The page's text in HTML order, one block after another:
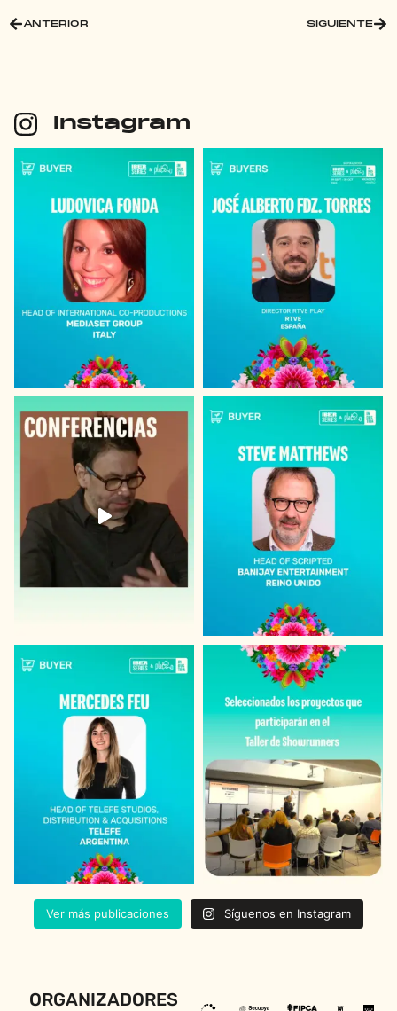
ANTERIOR SIGUIENTE
Instagram
Ver más publicaciones Síguenos en Instagram
ORGANIZADORES